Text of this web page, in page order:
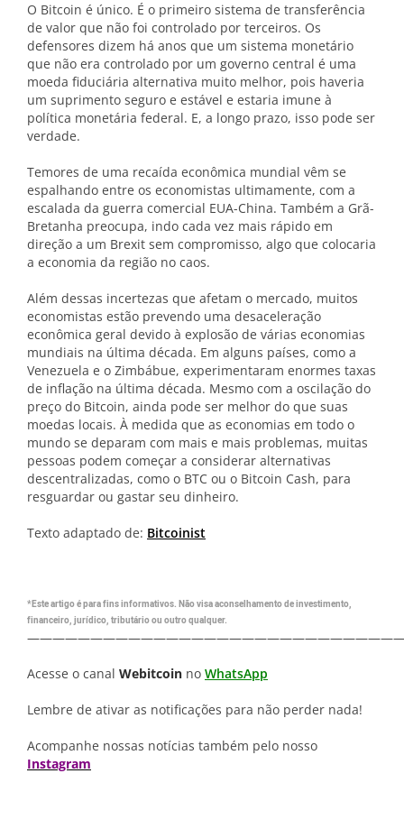
O Bitcoin é único. É o primeiro sistema de transferência
de valor que não foi controlado por terceiros. Os
defensores dizem há anos que um sistema monetário
que não era controlado por um governo central é uma
moeda fiduciária alternativa muito melhor, pois haveria
um suprimento seguro e estável e estaria imune à
política monetária federal. E, a longo prazo, isso pode ser
verdade.
Temores de uma recaída econômica mundial vêm se
espalhando entre os economistas ultimamente, com a
escalada da guerra comercial EUA-China. Também a Grã-
Bretanha preocupa, indo cada vez mais rápido em
direção a um Brexit sem compromisso, algo que colocaria
a economia da região no caos.
Além dessas incertezas que afetam o mercado, muitos
economistas estão prevendo uma desaceleração
econômica geral devido à explosão de várias economias
mundiais na última década. Em alguns países, como a
Venezuela e o Zimbábue, experimentaram enormes taxas
de inflação na última década. Mesmo com a oscilação do
preço do Bitcoin, ainda pode ser melhor do que suas
moedas locais. À medida que as economias em todo o
mundo se deparam com mais e mais problemas, muitas
pessoas podem começar a considerar alternativas
descentralizadas, como o BTC ou o Bitcoin Cash, para
resguardar ou gastar seu dinheiro.
Texto adaptado de: Bitcoinist
*Este artigo é para fins informativos. Não visa aconselhamento de investimento,
financeiro, jurídico, tributário ou outro qualquer.
Acesse o canal Webitcoin no WhatsApp
Lembre de ativar as notificações para não perder nada!
Acompanhe nossas notícias também pelo nosso
Instagram